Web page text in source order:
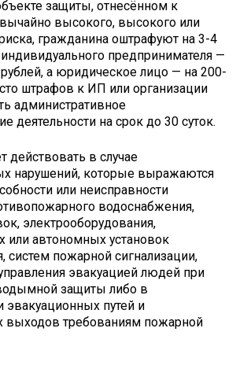
защиты, отнесённом к
высокого, высокого или
гражданина оштрафуют на 3-4
предпринимателя —
а юридическое лицо — на 200-
штрафов к ИП или организации
административное
деятельности на срок до 30 суток.
действовать в случае
нарушений, которые выражаются
или неисправности
водоснабжения,
электрооборудования,
или автономных установок
систем пожарной сигнализации,
эвакуацией людей при
защиты либо в
эвакуационных путей и
выходов требованиям пожарной